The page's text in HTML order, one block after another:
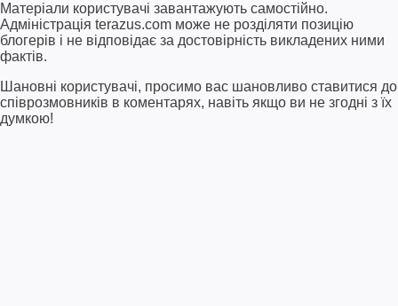
Матеріали користувачі завантажують самостійно.
Адміністрація terazus.com може не розділяти позицію
блогерів і не відповідає за достовірність викладених ними
фактів.
Шановні користувачі, просимо вас шановливо ставитися до
співрозмовників в коментарях, навіть якщо ви не згодні з їх
думкою!